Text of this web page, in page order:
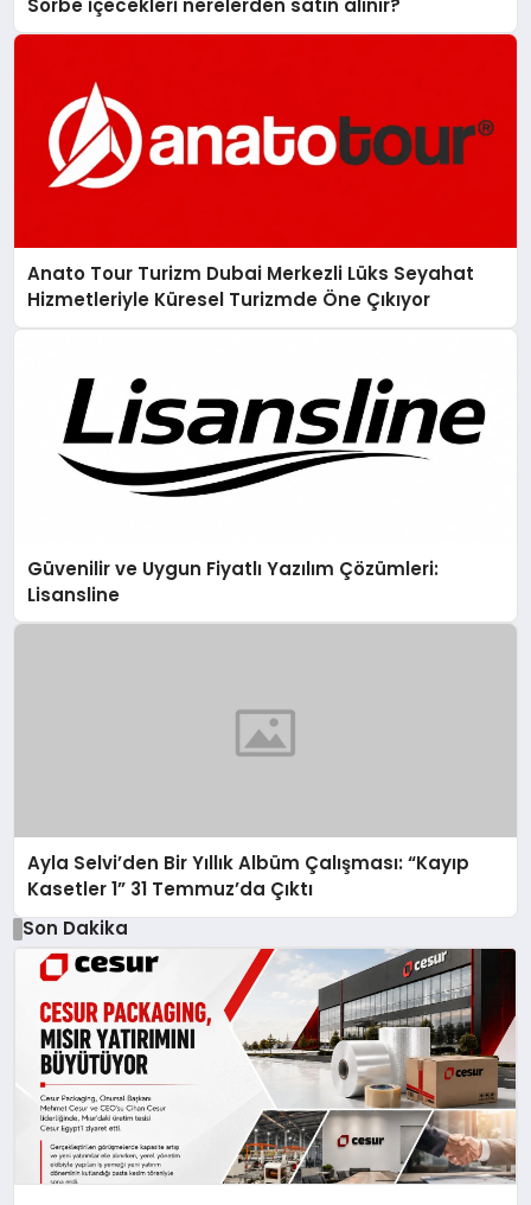
Sorbe içecekleri nerelerden satın alınır?
Anato Tour Turizm Dubai Merkezli Lüks Seyahat
Hizmetleriyle Küresel Turizmde Öne Çıkıyor
Güvenilir ve Uygun Fiyatlı Yazılım Çözümleri:
Lisansline
Ayla Selvi’den Bir Yıllık Albüm Çalışması: “Kayıp
Kasetler 1” 31 Temmuz’da Çıktı
Son Dakika